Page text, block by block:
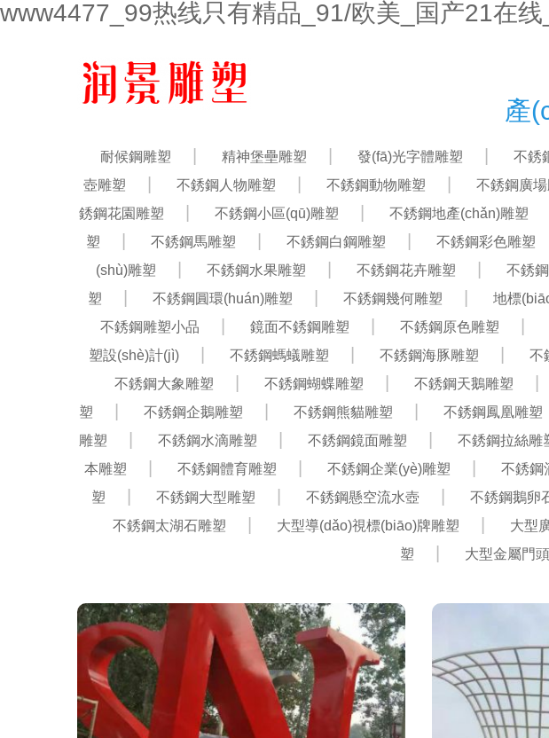
www4477_99热线只有精品_91/欧美_国产21在
產
耐候鋼雕塑 精神堡壘雕塑 發(fā)光字體雕塑 不銹
壺雕塑
不銹鋼人物雕塑 不銹鋼動物雕塑 不銹鋼廣
銹鋼花園雕塑
不銹鋼小區(qū)雕塑 不銹鋼地產(chǎn)雕塑
塑
不銹鋼馬雕塑 不銹鋼白鋼雕塑 不銹鋼彩色雕塑
(shù)雕塑
不銹鋼水果雕塑 不銹鋼花卉雕塑 不銹
塑
不銹鋼圓環(huán)雕塑 不銹鋼幾何雕塑 地標
不銹鋼雕塑小品
鏡面不銹鋼雕塑 不銹鋼原色雕塑
塑設(shè)計(jì)
不銹鋼螞蟻雕塑 不銹鋼海豚雕塑 不
不銹鋼大象雕塑
不銹鋼蝴蝶雕塑 不銹鋼天鵝雕塑
塑
不銹鋼企鵝雕塑 不銹鋼熊貓雕塑 不銹鋼鳳凰雕塑
雕塑
不銹鋼水滴雕塑 不銹鋼鏡面雕塑 不銹鋼拉絲雕
本雕塑
不銹鋼體育雕塑 不銹鋼企業(yè)雕塑 不銹鋼
塑
不銹鋼大型雕塑 不銹鋼懸空流水壺 不銹鋼鵝卵
不銹鋼太湖石雕塑
大型導(dǎo)視標(biāo)牌雕塑 大型
塑
大型金屬門